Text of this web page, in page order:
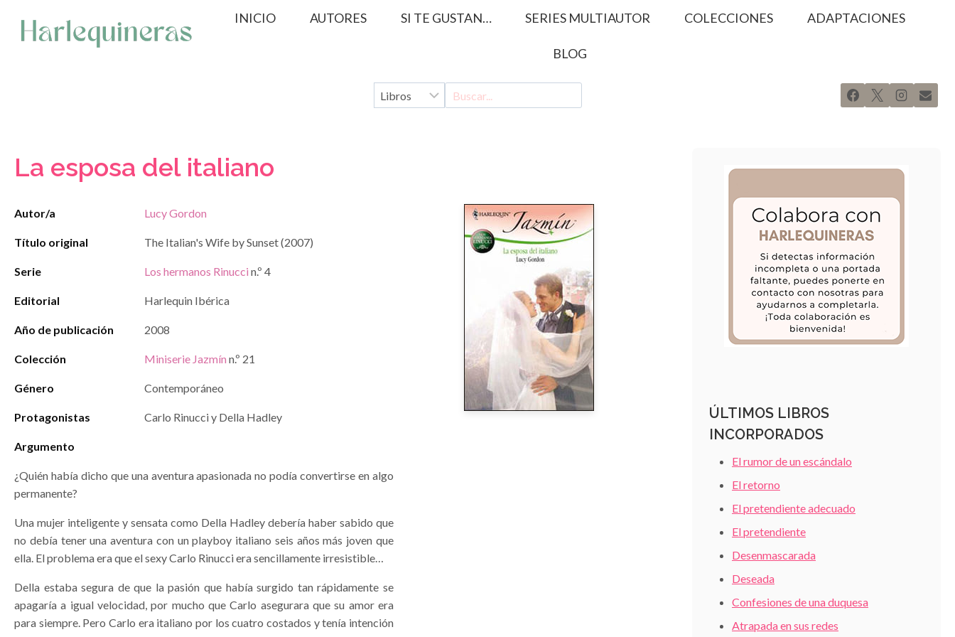
contenido
INICIO AUTORES SI TE GUSTAN… SERIES MULTIAUTOR COLECCIONES ADAPTACIONES
BLOG
La esposa del italiano
Autor/a Lucy Gordon
Título original The Italian's Wife by Sunset (2007)
Serie Los hermanos Rinucci n.º 4
Editorial Harlequin Ibérica
Año de publicación 2008
Colección Miniserie Jazmín n.º 21
Género Contemporáneo
Protagonistas Carlo Rinucci y Della Hadley
Argumento
¿Quién había dicho que una aventura apasionada no podía convertirse en algo
permanente?
Una mujer inteligente y sensata como Della Hadley debería haber sabido que
no debía tener una aventura con un playboy italiano seis años más joven que
ella. El problema era que el sexy Carlo Rinucci era sencillamente irresistible…
Della estaba segura de que la pasión que había surgido tan rápidamente se
apagaría a igual velocidad, por mucho que Carlo asegurara que su amor era
para siempre. Pero Carlo era italiano por los cuatro costados y tenía intención
ÚLTIMOS LIBROS
INCORPORADOS
El rumor de un escándalo
El retorno
El pretendiente adecuado
El pretendiente
Desenmascarada
Deseada
Confesiones de una duquesa
Atrapada en sus redes